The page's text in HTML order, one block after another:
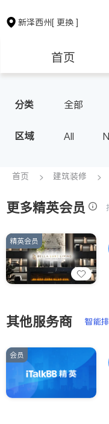
新泽西州[ 更换 ]
首页
保险理财
银行贷款
建筑装修
养老
分类 全部
卫浴洁具
区域 All
首页 建筑装修
更多精英会员
精英会员
其他服务商 智能
会员